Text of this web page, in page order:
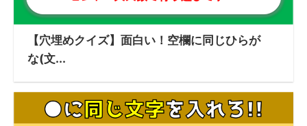
【穴埋めクイズ】面白い！空欄に同じひらが
な(文...